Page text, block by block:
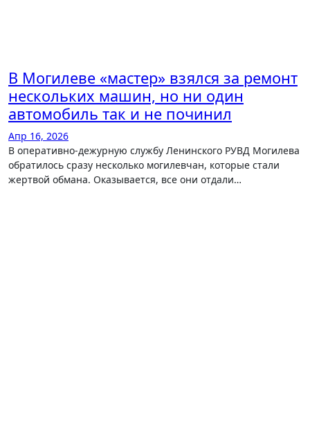
В Могилеве «мастер» взялся за ремонт
нескольких машин, но ни один
автомобиль так и не починил
Апр 16, 2026
В оперативно-дежурную службу Ленинского РУВД Могилева
обратилось сразу несколько могилевчан, которые стали
жертвой обмана. Оказывается, все они отдали…